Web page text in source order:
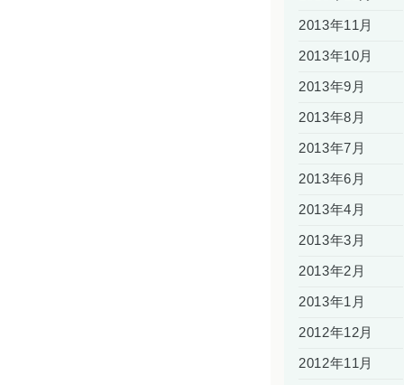
2013年11月
2013年10月
2013年9月
2013年8月
2013年7月
2013年6月
2013年4月
2013年3月
2013年2月
2013年1月
2012年12月
2012年11月